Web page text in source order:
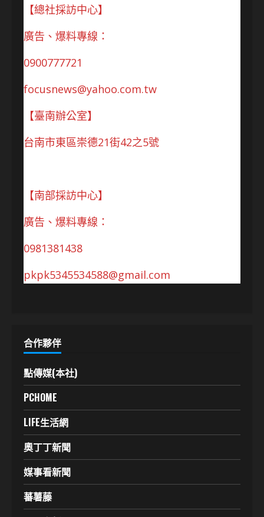
【總社採訪中心】
廣告、爆料專線：
0900777721
focusnews@yahoo.com.tw
【臺南辦公室】
台南市東區崇德21街42之5號
【南部採訪中心】
廣告、爆料專線：
0981381438
pkpk5345534588@gmail.com
合作夥伴
點傳媒(本社)
PCHOME
LIFE生活網
奧丁丁新聞
媒事看新聞
蕃薯藤